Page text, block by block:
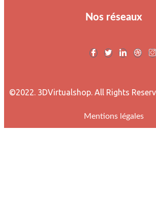
Nos réseaux
©2022. 3DVirtualshop. All Rights
Mentions légales